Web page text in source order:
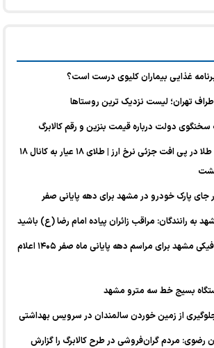
غذایی بیماران کلیوی درست است؟
تهران؛ لیست نزدیک ترین روستاها
سخنگوی دولت درباره قیمت بنزین و رقم کالابرگ
عقب‌نشینی قیمت طلا در پی افت جزئی نرخ ارز | طلای ۱۸ عیار به کانال ۱۸
به رانندگان: مراقب زائران پیاده امام رضا (ع) باشید
محدودیت‌های ترافیکی مشهد برای مراسم دهه پایانی ماه صفر ۱۴۰۵ اعلام
بسیج خط سه مترو مشهد
جلوگیری از زمین خوردن سالمندان در سرویس بهداشتی
رضوی: مردم گران‌فروشی در طرح کالابرگ را گزارش